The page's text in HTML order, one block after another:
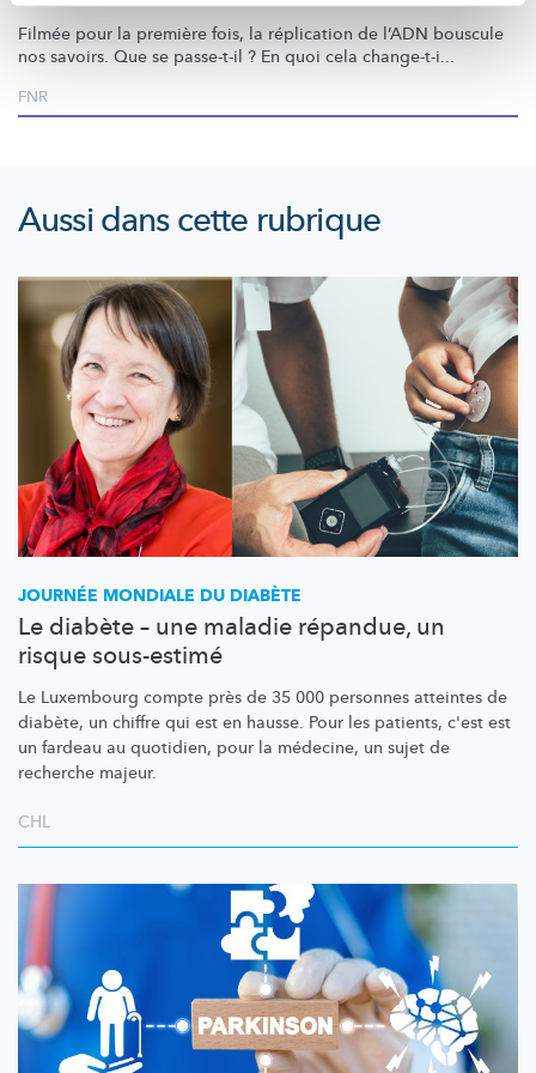
Filmée pour la première fois, la réplication de l’ADN bouscule
nos savoirs. Que se passe-t-il ? En quoi cela change-t-i...
FNR
Aussi dans cette rubrique
JOURNÉE MONDIALE DU DIABÈTE
Le diabète – une maladie répandue, un
risque sous-estimé
Le Luxembourg compte près de 35 000 personnes atteintes de
diabète, un chiffre qui est en hausse. Pour les patients, c'est est
un fardeau au quotidien, pour la médecine, un sujet de
recherche majeur.
CHL